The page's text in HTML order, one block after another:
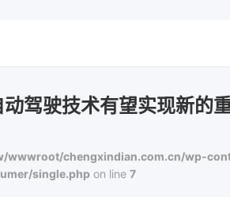
驾驶技术有望实现新的
wwwroot/chengxindian.com.cn/wp-
single.php on line7